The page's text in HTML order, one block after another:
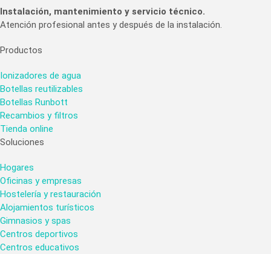
Instalación, mantenimiento y servicio técnico.
Atención profesional antes y después de la instalación.
Productos
Ionizadores de agua
Botellas reutilizables
Botellas Runbott
Recambios y filtros
Tienda online
Soluciones
Hogares
Oficinas y empresas
Hostelería y restauración
Alojamientos turísticos
Gimnasios y spas
Centros deportivos
Centros educativos